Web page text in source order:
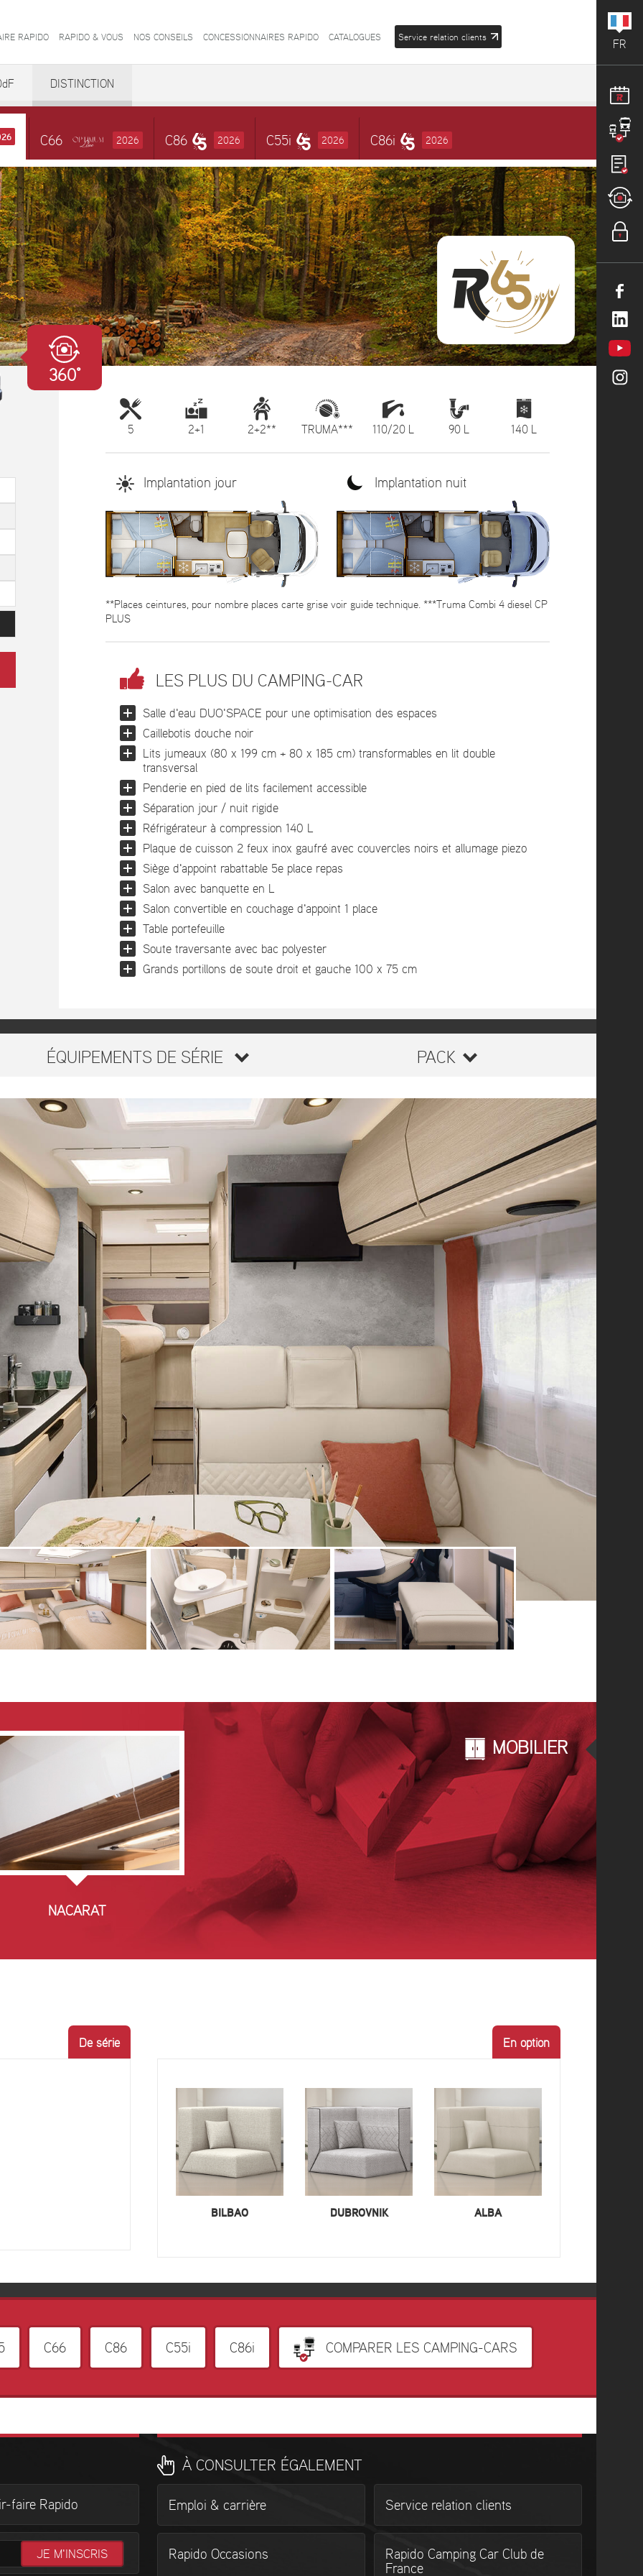
FR
RAPIDO RAPIDO & VOUS NOS CONSEILS CONCESSIONNAIRES RAPIDO CATALOGUES Service relation clients
DISTINCTION
C66 2026 C86 2026 C55i 2026 C86i 2026
360°
5 2+1 2+2** TRUMA*** 110/20 L 90 L 140 L
Implantation jour Implantation nuit
**Places ceintures, pour nombre places carte grise voir guide technique. ***Truma Combi 4 diesel CP
PLUS
LES PLUS DU CAMPING-CAR
Salle d'eau DUO'SPACE pour une optimisation des espaces
Caillebotis douche noir
Lits jumeaux (80 x 199 cm + 80 x 185 cm) transformables en lit double
transversal
Penderie en pied de lits facilement accessible
Séparation jour / nuit rigide
Réfrigérateur à compression 140 L
Plaque de cuisson 2 feux inox gaufré avec couvercles noirs et allumage piezo
Siège d'appoint rabattable 5e place repas
Salon avec banquette en L
Salon convertible en couchage d'appoint 1 place
Table portefeuille
Soute traversante avec bac polyester
Grands portillons de soute droit et gauche 100 x 75 cm
ÉQUIPEMENTS DE SÉRIE PACK
MOBILIER
NACARAT
De série En option
BILBAO DUBROVNIK ALBA
C66 C86 C55i C86i COMPARER LES CAMPING-CARS
faire Rapido
À CONSULTER ÉGALEMENT
Emploi & carrière Service relation clients
Rapido Occasions
Rapido Camping Car Club de
France